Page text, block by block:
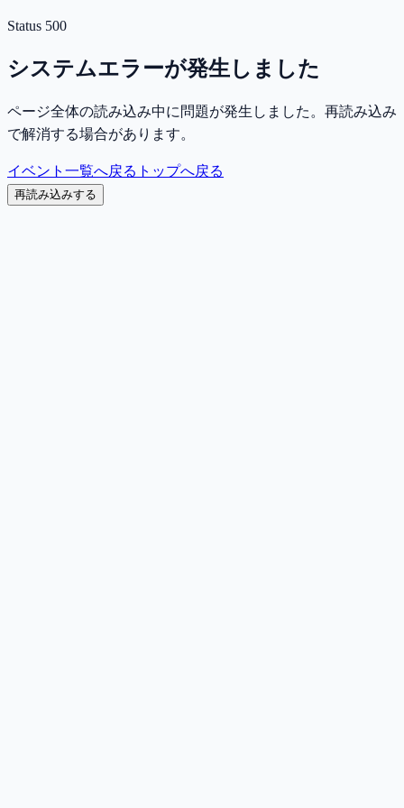
Status 500
システムエラーが発生しました
ページ全体の読み込み中に問題が発生しました。再読み込み
で解消する場合があります。
イベント一覧へ戻る トップへ戻る
再読み込みする